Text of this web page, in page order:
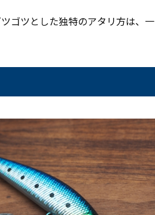
ゴツとした独特のアタリ方は、一